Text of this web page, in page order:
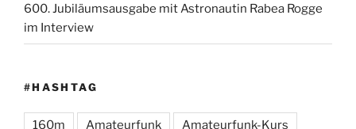
600. Jubiläumsausgabe mit Astronautin Rabea Rogge
im Interview
#HASHTAG
160m Amateurfunk Amateurfunk-Kurs